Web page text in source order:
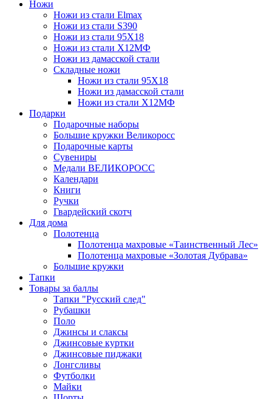
Ножи
Ножи из стали Elmax
Ножи из стали S390
Ножи из стали 95X18
Ножи из стали Х12МФ
Ножи из дамасской стали
Складные ножи
Ножи из стали 95X18
Ножи из дамасской стали
Ножи из стали Х12МФ
Подарки
Подарочные наборы
Большие кружки Великоросс
Подарочные карты
Сувениры
Медали ВЕЛИКОРОСС
Календари
Книги
Ручки
Гвардейский скотч
Для дома
Полотенца
Полотенца махровые «Таинственный Лес»
Полотенца махровые «Золотая Дубрава»
Большие кружки
Тапки
Товары за баллы
Тапки "Русский след"
Рубашки
Поло
Джинсы и слаксы
Джинсовые куртки
Джинсовые пиджаки
Лонгсливы
Футболки
Майки